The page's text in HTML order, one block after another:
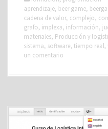
aprendizaje, beer game,
cadena de valor, complejo,
grafo, implexa, información,
materiales, Producción y
sistema, software, tiempo real,
un comentario